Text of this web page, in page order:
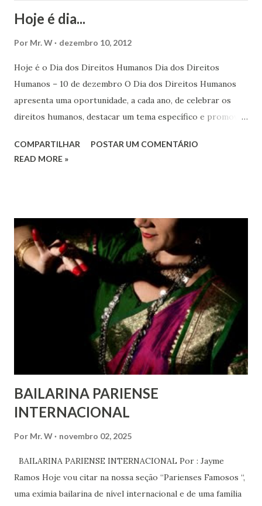
Hoje é dia...
Por Mr. W dezembro 10, 2012
Hoje é o Dia dos Direitos Humanos Dia dos Direitos
Humanos – 10 de dezembro O Dia dos Direitos Humanos
apresenta uma oportunidade, a cada ano, de celebrar os
direitos humanos, destacar um tema específico e promover
em todos os lugares. Este ano, o foco é sobre os direitos
Estes direitos humanos – os direitos à liberdade de opinião
e de expressão, de reunião pacífica e de associação, e de
participar no governo (artigos 19, 20 e 21 da Declaração
Universal dos Direitos Humanos ) – têm estado no centro
das mudanças históricas no mundo árabe nos últimos dois
anos, em que milhões foram às ruas para exigir mudanças.
Em outras partes do mundo, os “99%” fizeram suas vozes
serem ouvidas através ...
COMPARTILHAR
POSTAR UM COMENTÁRIO
READ MORE »
BAILARINA PARIENSE
INTERNACIONAL
Por Mr. W novembro 02, 2025
BAILARINA PARIENSE INTERNACIONAL Por : Jayme
Ramos Hoje vou citar na nossa seção “Parienses Famosos “,
uma exímia bailarina de nível internacional e de uma família